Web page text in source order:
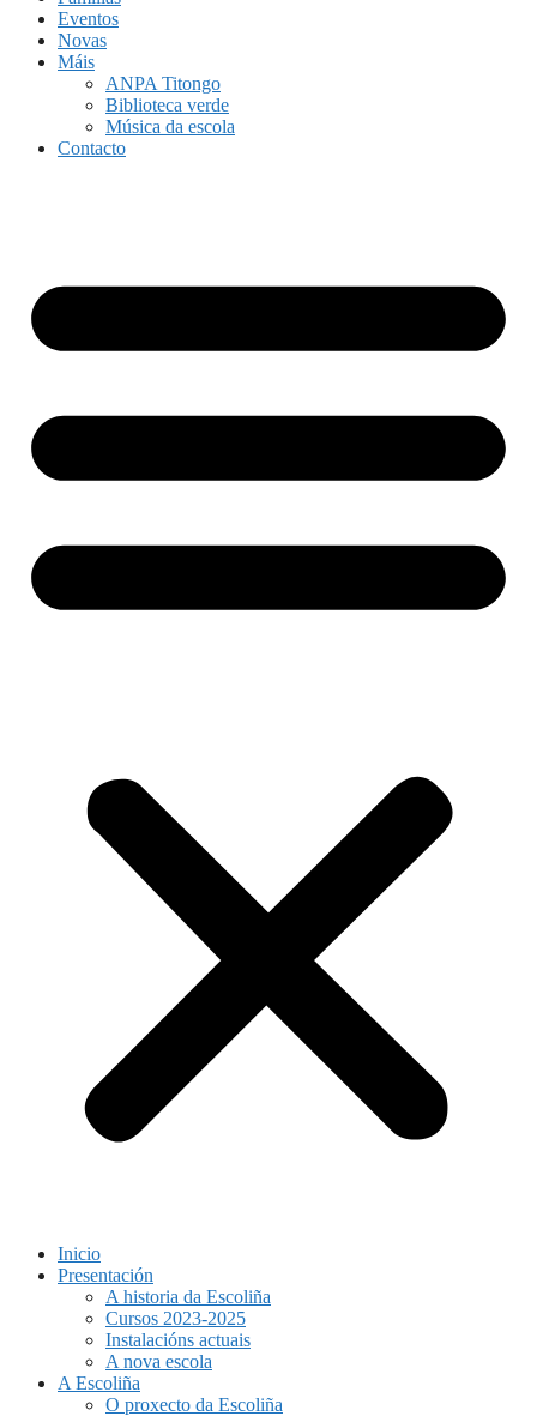
Eventos
Novas
Máis
ANPA Titongo
Biblioteca verde
Música da escola
Contacto
Inicio
Presentación
A historia da Escoliña
Cursos 2023-2025
Instalacións actuais
A nova escola
A Escoliña
O proxecto da Escoliña